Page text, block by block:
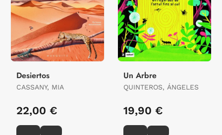
Desiertos
CASSANY, MIA
22,00 €
Un Arbre
QUINTEROS, ÁNGELES
19,90 €